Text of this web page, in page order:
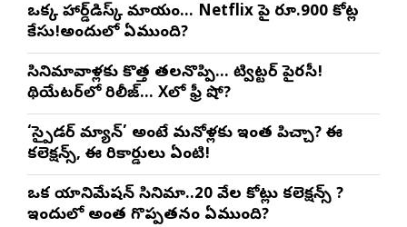
ఒక్క హార్డ్‌డిస్క్ మాయం… Netflix పై రూ.900 కోట్ల
కేసు!అందులో ఏముంది?
సినిమావాళ్లకు కొత్త తలనొప్పి… ట్విట్టర్ పైరసీ!
థియేటర్‌లో రిలీజ్… Xలో ఫ్రీ షో?
‘స్పైడర్ మ్యాన్’ అంటే మనోళ్లకు ఇంత పిచ్చా? ఈ
కలెక్షన్స్, ఈ రికార్డులు ఏంటి!
ఒక యానిమేషన్ సినిమా..20 వేల కోట్లు కలెక్షన్స్ ?
ఇందులో అంత గొప్పతనం ఏముంది?